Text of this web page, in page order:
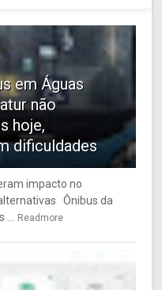
em Águas
não
hoje,
dificuldades
impacto no
Ônibus da
Readmore